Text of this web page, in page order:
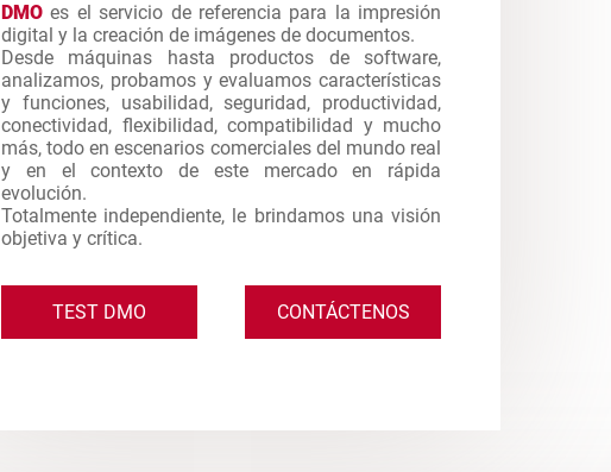
DMO es el servicio de referencia para la impresión
digital y la creación de imágenes de documentos.
Desde máquinas hasta productos de software,
analizamos, probamos y evaluamos características
y funciones, usabilidad, seguridad, productividad,
conectividad, flexibilidad, compatibilidad y mucho
más, todo en escenarios comerciales del mundo real
y en el contexto de este mercado en rápida
evolución.
Totalmente independiente, le brindamos una visión
objetiva y crítica.
TEST DMO CONTÁCTENOS